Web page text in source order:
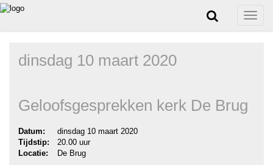
Toggle
dinsdag 10 maart 2020
Geloofsgesprekken kerk De Brug
Datum:
dinsdag 10 maart 2020
Tijdstip:
20.00 uur
Locatie:
De Brug